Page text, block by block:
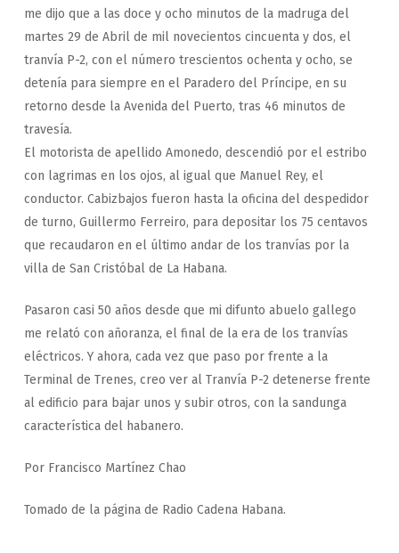
me dijo que a las doce y ocho minutos de la madruga del
martes 29 de Abril de mil novecientos cincuenta y dos, el
tranvía P-2, con el número trescientos ochenta y ocho, se
detenía para siempre en el Paradero del Príncipe, en su
retorno desde la Avenida del Puerto, tras 46 minutos de
travesía.
El motorista de apellido Amonedo, descendió por el estribo
con lagrimas en los ojos, al igual que Manuel Rey, el
conductor. Cabizbajos fueron hasta la oficina del despedidor
de turno, Guillermo Ferreiro, para depositar los 75 centavos
que recaudaron en el último andar de los tranvías por la
villa de San Cristóbal de La Habana.
Pasaron casi 50 años desde que mi difunto abuelo gallego
me relató con añoranza, el final de la era de los tranvías
eléctricos. Y ahora, cada vez que paso por frente a la
Terminal de Trenes, creo ver al Tranvía P-2 detenerse frente
al edificio para bajar unos y subir otros, con la sandunga
característica del habanero.
Por Francisco Martínez Chao
Tomado de la página de Radio Cadena Habana.